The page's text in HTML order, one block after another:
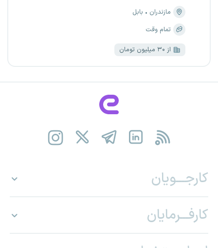
مازندران
بابل
تمام وقت
از ۳۰ میلیون تومان
کارجـــویان
کارفـــرمایان